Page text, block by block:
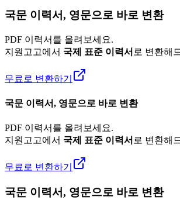
국문 이력서, 영문으로 바로 변환
PDF 이력서를 올려보세요.
지원고고에서 국제 표준 이력서 로 변환해
무료로 변환하기
국문 이력서, 영문으로 바로 변환
PDF 이력서를 올려보세요.
지원고고에서 국제 표준 이력서 로 변환해
무료로 변환하기
국문 이력서, 영문으로 바로 변환